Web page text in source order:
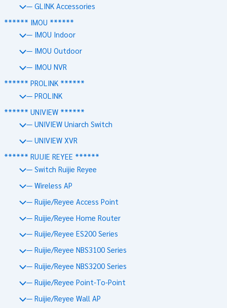
— GLINK Accessories
****** IMOU ******
— IMOU Indoor
— IMOU Outdoor
— IMOU NVR
****** PROLINK ******
— PROLINK
****** UNIVIEW ******
— UNIVIEW Uniarch Switch
— UNIVIEW XVR
****** RUIJIE REYEE ******
— Switch Ruijie Reyee
— Wireless AP
— Ruijie/Reyee Access Point
— Ruijie/Reyee Home Router
— Ruijie/Reyee ES200 Series
— Ruijie/Reyee NBS3100 Series
— Ruijie/Reyee NBS3200 Series
— Ruijie/Reyee Point-To-Point
— Ruijie/Reyee Wall AP